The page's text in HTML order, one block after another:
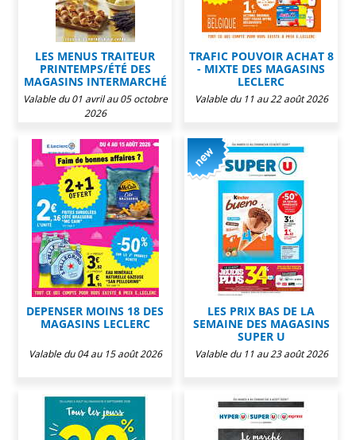
LES MENUS TRAITEUR
PRINTEMPS/ÉTÉ DES
MAGASINS INTERMARCHÉ
Valable du 01 avril au 05 octobre
2026
TRAFIC POUVOIR ACHAT 8
- MIXTE DES MAGASINS
LECLERC
Valable du 11 au 22 août 2026
DEPENSER MOINS 18 DES
MAGASINS LECLERC
Valable du 04 au 15 août 2026
LES PRIX BAS DE LA
SEMAINE DES MAGASINS
SUPER U
Valable du 11 au 23 août 2026